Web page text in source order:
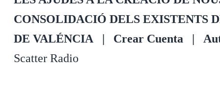
CONSOLIDACIÓ DELS EXISTENTS
DE VALÉNCIA | Crear Cuenta |
Scatter Radio